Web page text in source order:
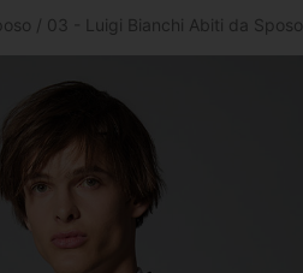
/ 03 - Luigi Bianchi Abiti da Sposo